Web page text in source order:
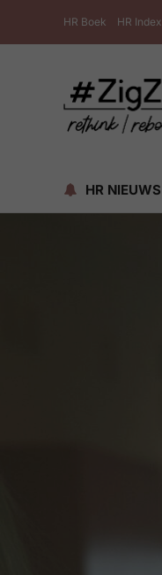
HR Boek HR Index
HR NIEUWS